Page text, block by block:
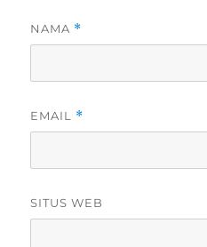
NAMA *
EMAIL *
SITUS WEB